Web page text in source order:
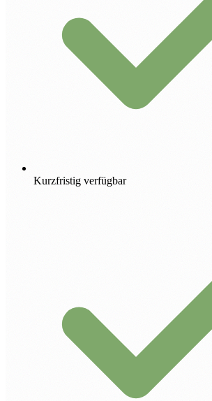
Kurzfristig verfügbar